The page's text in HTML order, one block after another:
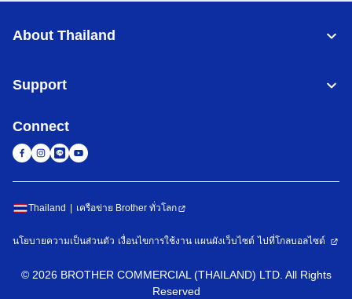
About Thailand
Support
Connect
Thailand เครือข่าย Brother ทั่วโลก
นโยบายความเป็นส่วนตัว เงื่อนไขการใช้งาน แผนผังเว็บไซต์ ไปที่โกลบอลไซต์
© 2026 BROTHER COMMERCIAL (THAILAND) LTD. All Rights
Reserved